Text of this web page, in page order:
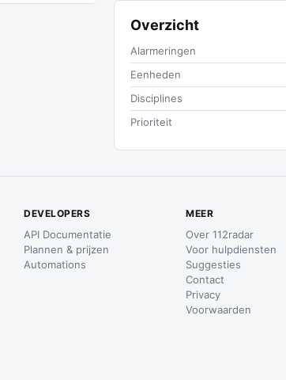
Overzicht
Alarmeringen
Eenheden
Disciplines
Prioriteit
DEVELOPERS
API Documentatie
Plannen & prijzen
Automations
MEER
Over 112radar
Voor hulpdiensten
Suggesties
Contact
Privacy
Voorwaarden